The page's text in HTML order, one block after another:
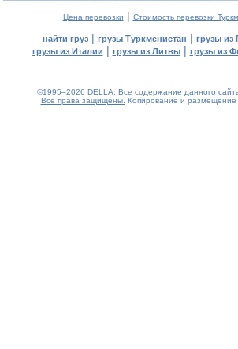
Цена перевозки | Стоимость перевозки
найти груз | грузы Туркменистан | грузы из
грузы из Италии | грузы из Литвы| грузы из
©1995–2026 DELLA. Все содержание данного
Все права защищены. Копирование и размещение